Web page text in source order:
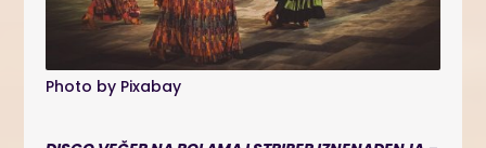
Photo by Pixabay